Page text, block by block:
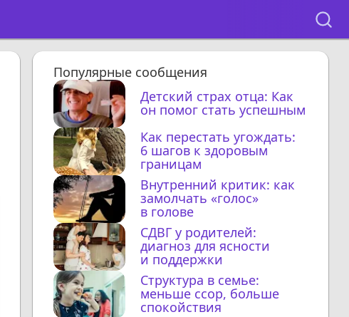
Популярные сообщения
Детский страх отца: Как
он помог стать успешным
Как перестать угождать:
6 шагов к здоровым
границам
Внутренний критик: как
замолчать «голос»
в голове
СДВГ у родителей:
диагноз для ясности
и поддержки
Структура в семье:
меньше ссор, больше
спокойствия